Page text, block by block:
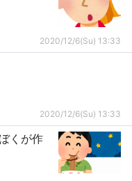
2020/12/6(Su) 13:33
2020/12/6(Su) 13:33
くが作